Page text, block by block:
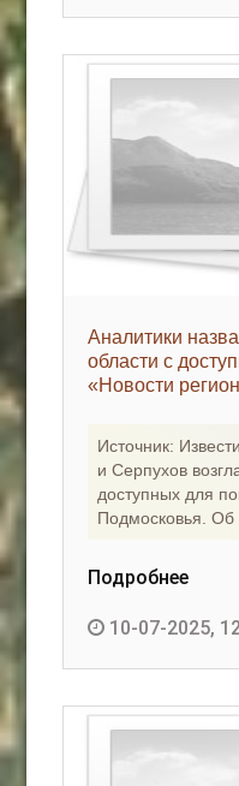
Аналитики
области с
«Новости
Источник:
и Серпухов
доступных для
Подмосковья.
Подробнее
10-07-2025,